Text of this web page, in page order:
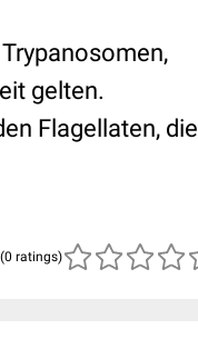
gelten.
Flagellaten, die
(0 ratings)